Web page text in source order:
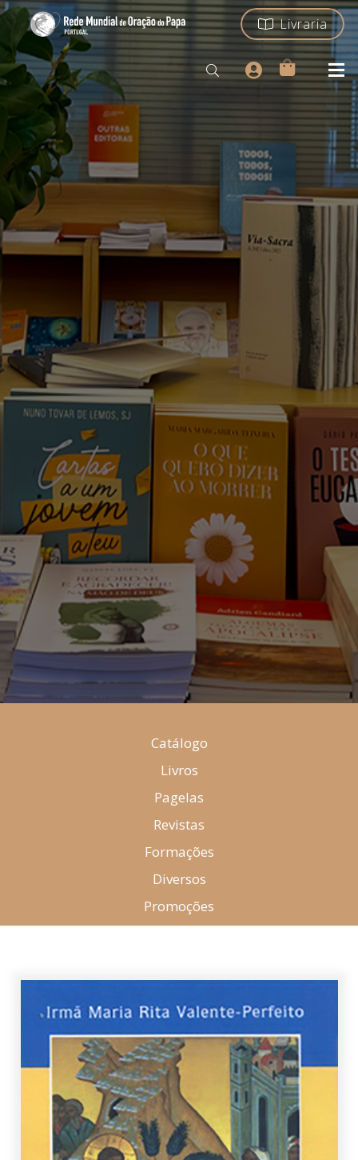
Livraria
Catálogo
Livros
Pagelas
Revistas
Formações
Diversos
Promoções